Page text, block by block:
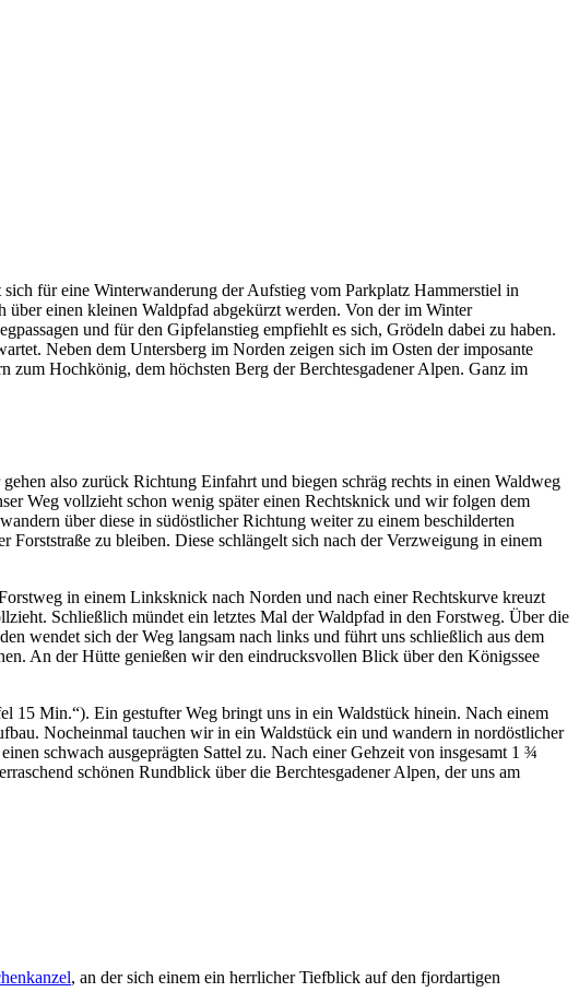
für eine Winterwanderung der Aufstieg vom Parkplatz Hammerstiel in
über einen kleinen Waldpfad abgekürzt werden. Von der im Winter
und für den Gipfelanstieg empfiehlt es sich, Grödeln dabei zu haben.
Neben dem Untersberg im Norden zeigen sich im Osten der imposante
zum Hochkönig, dem höchsten Berg der Berchtesgadener Alpen. Ganz im
also zurück Richtung Einfahrt und biegen schräg rechts in einen Waldweg
Weg vollzieht schon wenig später einen Rechtsknick und wir folgen dem
über diese in südöstlicher Richtung weiter zu einem beschilderten
zu bleiben. Diese schlängelt sich nach der Verzweigung in einem
in einem Linksknick nach Norden und nach einer Rechtskurve kreuzt
Schließlich mündet ein letztes Mal der Waldpfad in den Forstweg. Über die
wendet sich der Weg langsam nach links und führt uns schließlich aus dem
An der Hütte genießen wir den eindrucksvollen Blick über den Königssee
15 Min.“). Ein gestufter Weg bringt uns in ein Waldstück hinein. Nach einem
Nocheinmal tauchen wir in ein Waldstück ein und wandern in nordöstlicher
schwach ausgeprägten Sattel zu. Nach einer Gehzeit von insgesamt 1 ¾
schönen Rundblick über die Berchtesgadener Alpen, der uns am
, an der sich einem ein herrlicher Tiefblick auf den fjordartigen